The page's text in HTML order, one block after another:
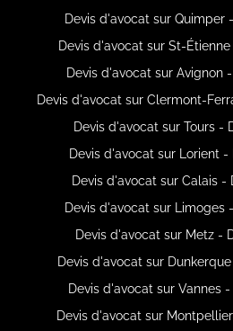
Devis d'avocat sur Quimper
Devis d'avocat sur St-
Devis d'avocat sur Avignon
Devis d'avocat sur Clermont-
Devis d'avocat sur Tours -
Devis d'avocat sur Lorient
Devis d'avocat sur Calais -
Devis d'avocat sur Limoges
Devis d'avocat sur Metz -
Devis d'avocat sur
Devis d'avocat sur Vannes
Devis d'avocat sur